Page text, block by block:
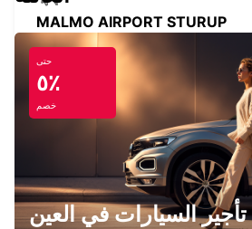
MALMO AIRPORT STURUP
MALMO - SWEDEN
RONNEBY - SWEDEN
حتى
٥٪
خصم
السيارات في العين